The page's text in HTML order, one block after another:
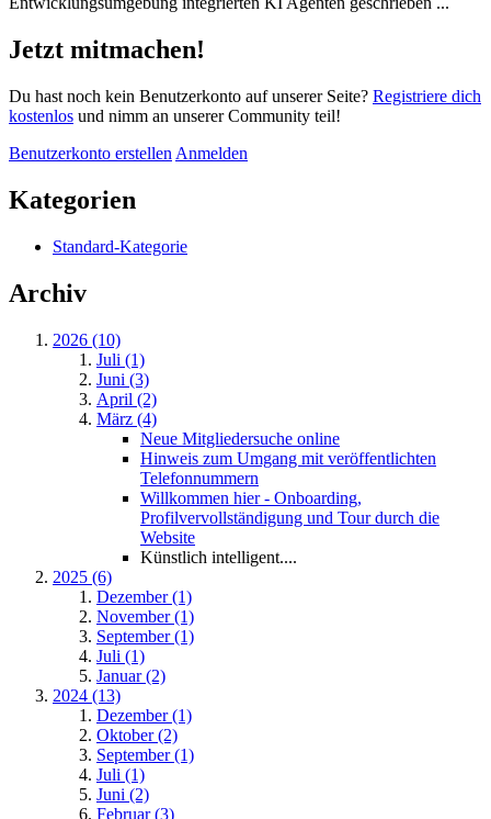
Jetzt mitmachen!
Du hast noch kein Benutzerkonto auf unserer Seite? Registriere dich
kostenlos und nimm an unserer Community teil!
Benutzerkonto erstellen Anmelden
Kategorien
Standard-Kategorie
Archiv
2026 (10)
Juli (1)
Juni (3)
April (2)
März (4)
Neue Mitgliedersuche online
Hinweis zum Umgang mit veröffentlichten
Telefonnummern
Willkommen hier - Onboarding,
Profilvervollständigung und Tour durch die
Website
Künstlich intelligent....
2025 (6)
Dezember (1)
November (1)
September (1)
Juli (1)
Januar (2)
2024 (13)
Dezember (1)
Oktober (2)
September (1)
Juli (1)
Juni (2)
Februar (3)